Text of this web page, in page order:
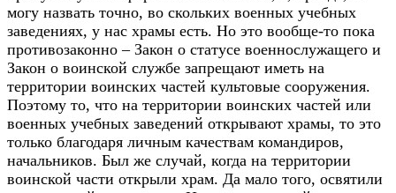
могу назвать точно, во скольких военных учебных
заведениях, у нас храмы есть. Но это вообще-то пока
противозаконно – Закон о статусе военнослужащего и
Закон о воинской службе запрещают иметь на
территории воинских частей культовые сооружения.
Поэтому то, что на территории воинских частей или
военных учебных заведений открывают храмы, то это
только благодаря личным качествам командиров,
начальников. Был же случай, когда на территории
воинской части открыли храм. Да мало того, освятили